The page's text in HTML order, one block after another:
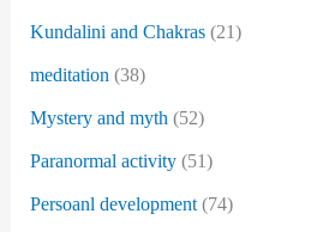
Kundalini and Chakras(21)
meditation (38)
Mystery and myth (52)
Paranormal activity(51)
Persoanl development(74)